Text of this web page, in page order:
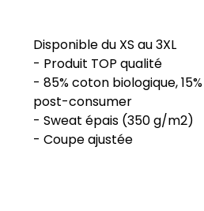
Disponible du XS au 3XL
- Produit TOP qualité
- 85% coton biologique,
post-consumer
- Sweat épais (350 g/m2)